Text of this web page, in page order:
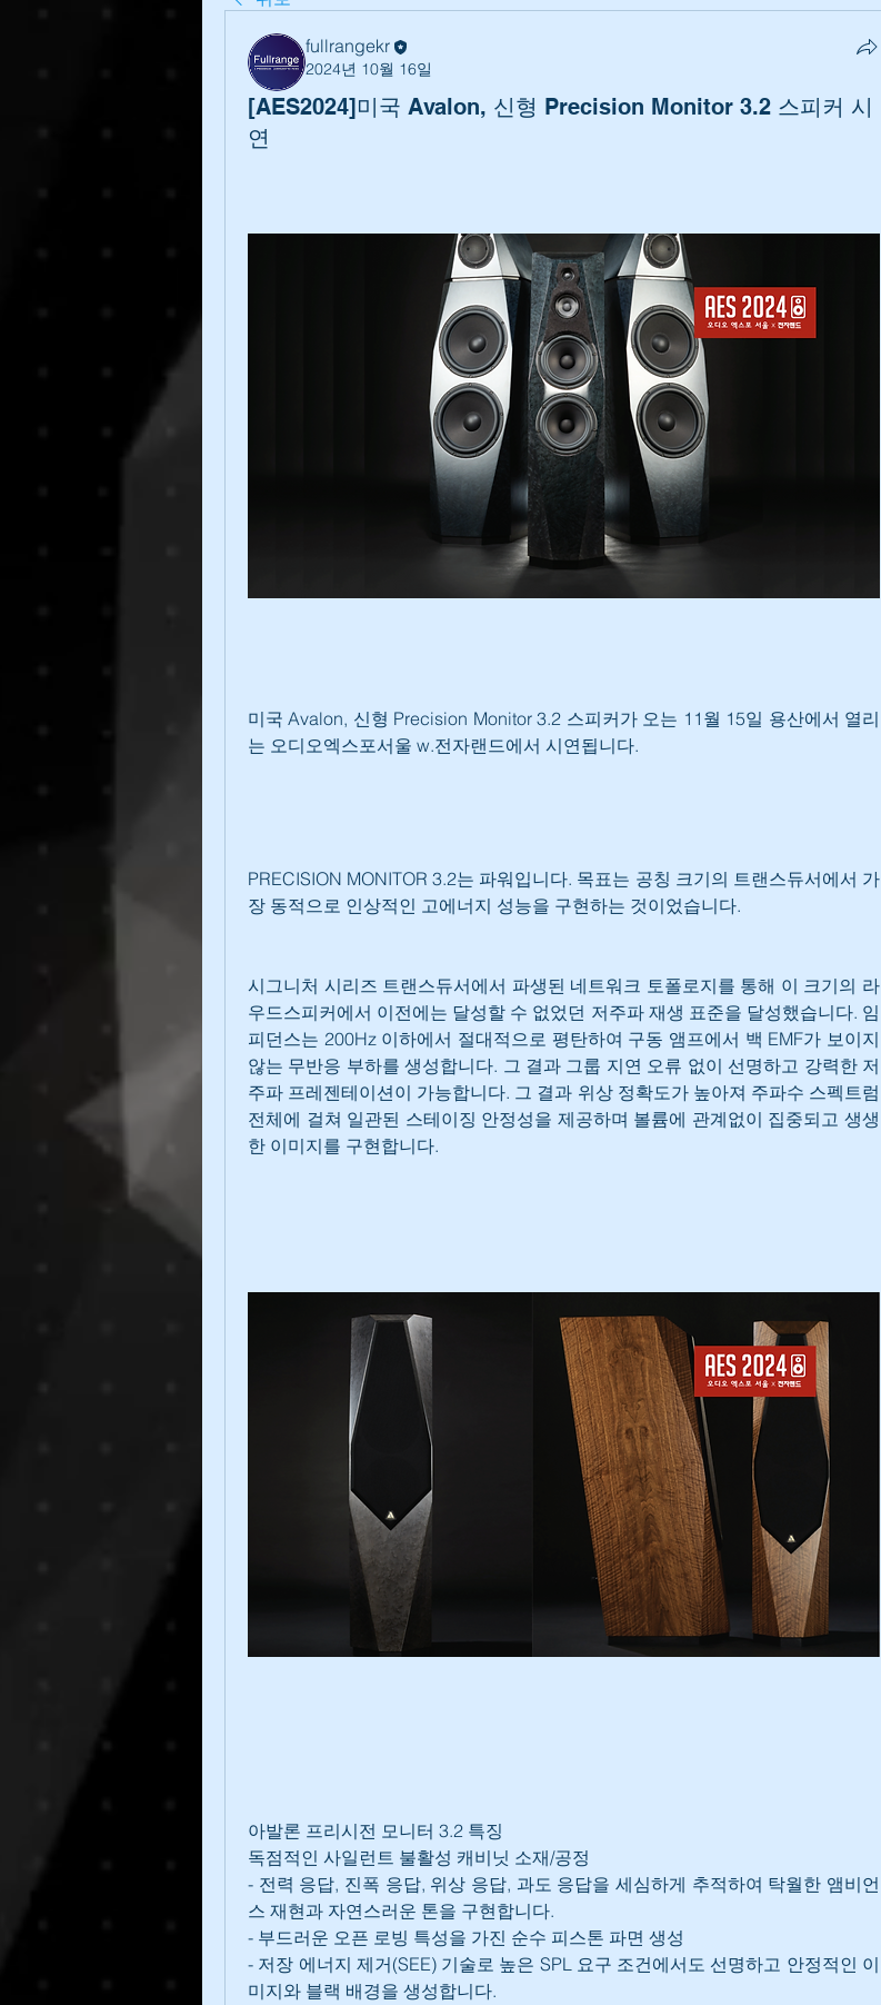
fullrangekr
2024년 10월 16일
[AES2024]미국 Avalon, 신형 Precision Monitor 3.2 스피커 시
연
미국 Avalon, 신형 Precision Monitor 3.2 스피커가 오는 11월 15일 용산에서 열리
는 오디오엑스포서울 w.전자랜드에서 시연됩니다.
﻿PRECISION MONITOR 3.2는 파워입니다. 목표는 공칭 크기의 트랜스듀서에서 가
장 동적으로 인상적인 고에너지 성능을 구현하는 것이었습니다.
시그니처 시리즈 트랜스듀서에서 파생된 네트워크 토폴로지를 통해 이 크기의 라
우드스피커에서 이전에는 달성할 수 없었던 저주파 재생 표준을 달성했습니다. 임
피던스는 200Hz 이하에서 절대적으로 평탄하여 구동 앰프에서 백 EMF가 보이지
않는 무반응 부하를 생성합니다. 그 결과 그룹 지연 오류 없이 선명하고 강력한 저
주파 프레젠테이션이 가능합니다. 그 결과 위상 정확도가 높아져 주파수 스펙트럼
전체에 걸쳐 일관된 스테이징 안정성을 제공하며 볼륨에 관계없이 집중되고 생생
한 이미지를 구현합니다.
아발론 프리시전 모니터 3.2 특징
독점적인 사일런트 불활성 캐비닛 소재/공정
- 전력 응답, 진폭 응답, 위상 응답, 과도 응답을 세심하게 추적하여 탁월한 앰비언
스 재현과 자연스러운 톤을 구현합니다.
- 부드러운 오픈 로빙 특성을 가진 순수 피스톤 파면 생성
- 저장 에너지 제거(SEE) 기술로 높은 SPL 요구 조건에서도 선명하고 안정적인 이
미지와 블랙 배경을 생성합니다.